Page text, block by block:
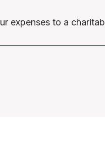
expenses to a